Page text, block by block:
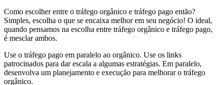
Como escolher entre o tráfego orgânico e tráfego pago então?
Simples, escolha o que se encaixa melhor em seu negócio! O ideal,
quando pensamos na escolha entre tráfego orgânico e tráfego pago,
é mesclar ambos.
Use o tráfego pago em paralelo ao orgânico. Use os links
patrocinados para dar escala a algumas estratégias. Em paralelo,
desenvolva um planejamento e execução para melhorar o tráfego
orgânico.